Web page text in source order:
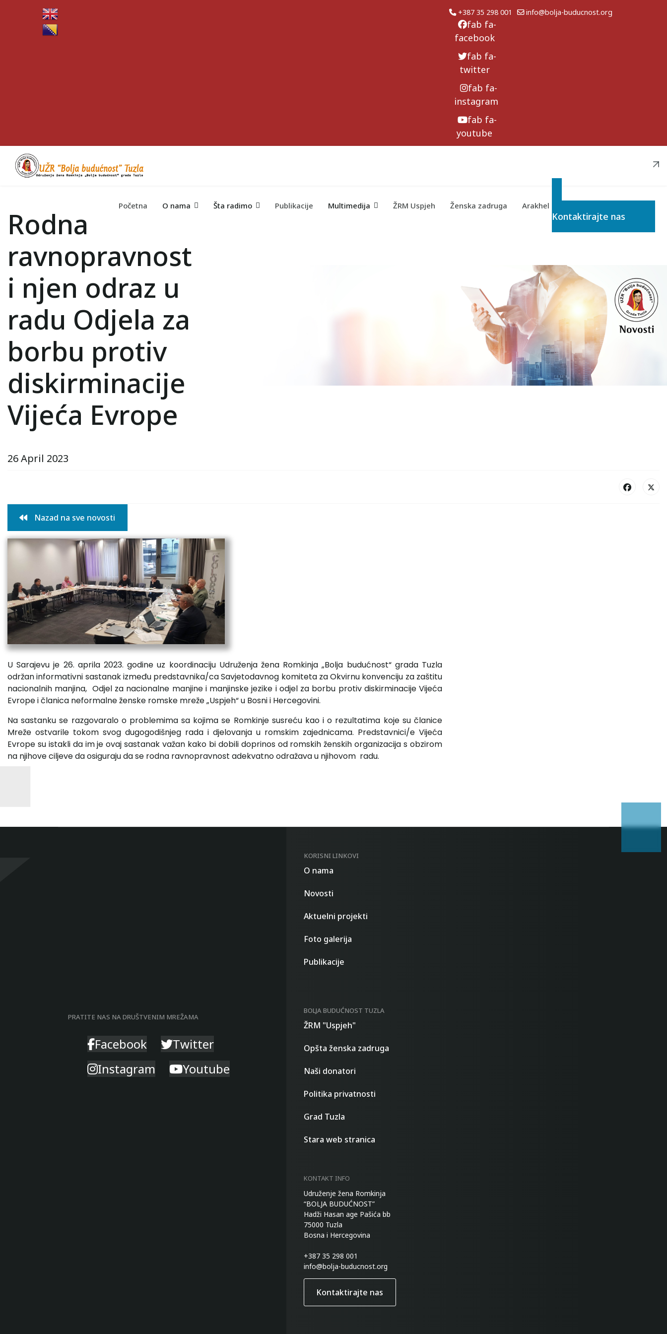
+387 35 298 001 info@bolja-buducnost.org
fab fa-
facebook
fab fa-
twitter
fab fa-
instagram
fab fa-
youtube
Početna O nama Šta radimo Publikacije Multimedija ŽRM Uspjeh Ženska zadruga Arakhel
Kontaktirajte nas
Rodna
ravnopravnost
i njen odraz u
radu Odjela za
borbu protiv
diskirminacije
Vijeća Evrope
26 April 2023
Nazad na sve novosti
U Sarajevu je 26. aprila 2023. godine uz koordinaciju Udruženja žena Romkinja „Bolja budućnost“ grada Tuzla
održan informativni sastanak između predstavnika/ca Savjetodavnog komiteta za Okvirnu konvenciju za zaštitu
nacionalnih manjina, Odjel za nacionalne manjine i manjinske jezike i odjel za borbu protiv diskirminacije Vijeća
Evrope i članica neformalne ženske romske mreže „Uspjeh“ u Bosni i Hercegovini.
Na sastanku se razgovaralo o problemima sa kojima se Romkinje susreću kao i o rezultatima koje su članice
Mreže ostvarile tokom svog dugogodišnjeg rada i djelovanja u romskim zajednicama. Predstavnici/e Vijeća
Evrope su istakli da im je ovaj sastanak važan kako bi dobili doprinos od romskih ženskih organizacija s obzirom
na njihove ciljeve da osiguraju da se rodna ravnopravnost adekvatno odražava u njihovom radu.
PRATITE NAS NA DRUŠTVENIM MREŽAMA
Facebook
Twitter
Instagram
Youtube
KORISNI LINKOVI
O nama
Novosti
Aktuelni projekti
Foto galerija
Publikacije
BOLJA BUDUĆNOST TUZLA
ŽRM "Uspjeh"
Opšta ženska zadruga
Naši donatori
Politika privatnosti
Grad Tuzla
Stara web stranica
KONTAKT INFO
Udruženje žena Romkinja
“BOLJA BUDUĆNOST”
Hadži Hasan age Pašića bb
75000 Tuzla
Bosna i Hercegovina
+387 35 298 001
info@bolja-buducnost.org
Kontaktirajte nas